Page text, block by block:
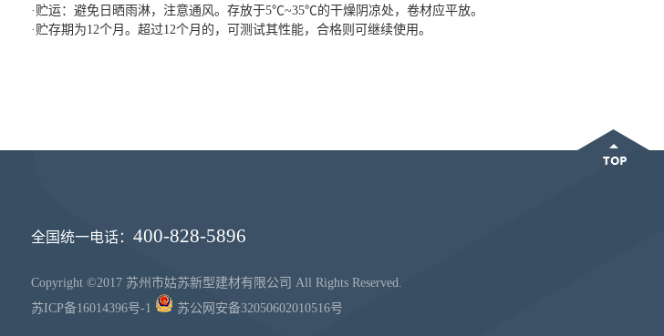
·贮运：避免日晒雨淋，注意通风。存放于5℃~35℃的干燥阴凉处，卷材应平放。
·贮存期为12个月。超过12个月的，可测试其性能，合格则可继续使用。
全国统一电话： 400-828-5896
Copyright ©2017 苏州市姑苏新型建材有限公司 All Rights Reserved.
苏ICP备16014396号-1
苏公网安备32050602010516号